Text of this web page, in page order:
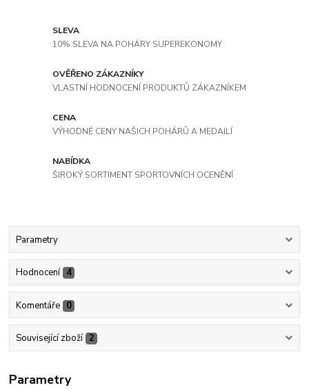
SLEVA
10% SLEVA NA POHÁRY SUPEREKONOMY
OVĚŘENO ZÁKAZNÍKY
VLASTNÍ HODNOCENÍ PRODUKTŮ ZÁKAZNÍKEM
CENA
VÝHODNÉ CENY NAŠICH POHÁRŮ A MEDAILÍ
NABÍDKA
ŠIROKÝ SORTIMENT SPORTOVNÍCH OCENĚNÍ
Parametry
Hodnocení 4
Komentáře 0
Související zboží 2
Parametry